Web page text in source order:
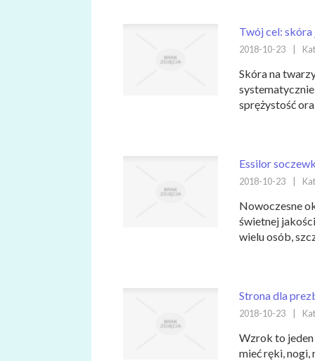
Twój cel: skóra
2018-10-23
Skóra na
sprężystość
Essilor
2018-10-23
Nowoczesne
świetnej
wielu osób,
Strona dla
2018-10-23
Wzrok to jeden
mieć ręki, nogi,